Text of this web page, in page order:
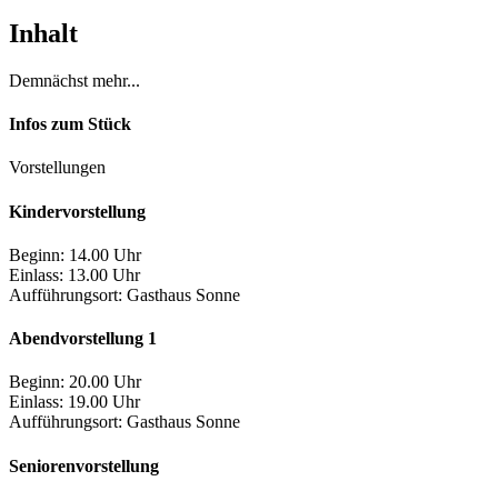
Inhalt
Demnächst mehr...
Infos zum Stück
Vorstellungen
Kindervorstellung
Beginn: 14.00 Uhr
Einlass: 13.00 Uhr
Aufführungsort: Gasthaus Sonne
Abendvorstellung 1
Beginn: 20.00 Uhr
Einlass: 19.00 Uhr
Aufführungsort: Gasthaus Sonne
Seniorenvorstellung